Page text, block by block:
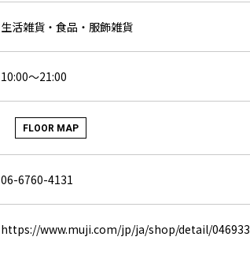
生活雑貨・食品・服飾雑貨
10:00～21:00
FLOOR MAP
06-6760-4131
https://www.muji.com/jp/ja/shop/detail/046933